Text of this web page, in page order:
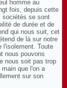
homme au
fois, depuis cette
sociétés se sont
de durée et de
qui nous suit, cet
de là sur notre
l'isolement. Toute
nous pouvons
nous soit pas trop
que l'on a
sur son